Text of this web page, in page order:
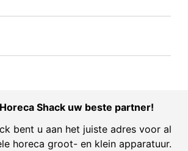
Shack uw beste partner!
bent u aan het juiste adres voor al
horeca groot- en klein apparatuur.